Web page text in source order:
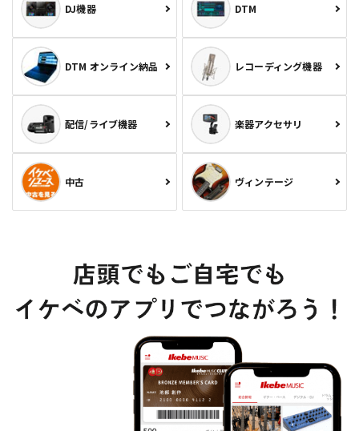
DJ機器 DTM
DTM オンライン納品 レコーディング機器
配信/ライブ機器 楽器アクセサリ
中古 ヴィンテージ